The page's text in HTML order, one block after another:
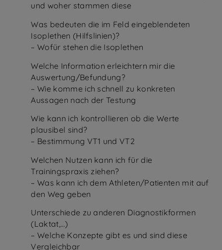
und woher stammen diese
Was bedeuten die im Feld eingeblendeten
Isoplethen (Hilfslinien)?
– Wofür stehen die Isoplethen
Welche Information erleichtern mir die
Auswertung/Befundung?
– Wie komme ich schnell zu konkreten
Aussagen nach der Testung
Wie kann ich kontrollieren ob die Werte
plausibel sind?
– Bestimmung VT1 und VT2
Welchen Nutzen kann ich für die
Trainingspraxis ziehen?
– Was kann ich dem Athleten/Patienten mit auf
den Weg geben
Unterschiede zu anderen Diagnostikformen
(Laktat,…)
– Welche Konzepte gibt es und sind diese
Vergleichbar